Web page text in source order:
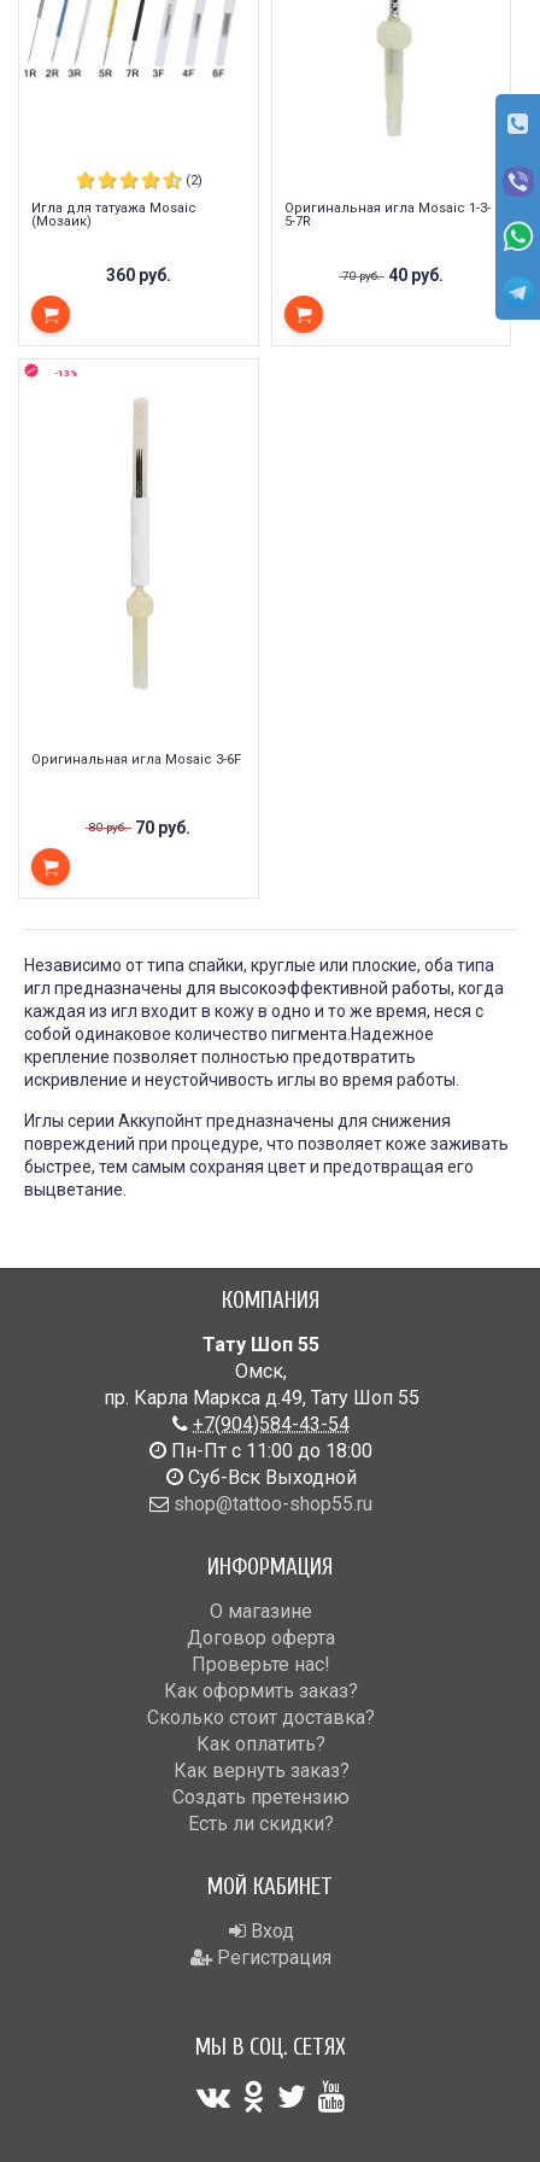
(2)
Игла для татуажа Mosaic
(Мозаик)
360 руб.
Оригинальная игла Mosaic 1-3-
5-7R
70 руб. 40 руб.
Оригинальная игла Mosaic 3-6F
80 руб. 70 руб.
-13%
Независимо от типа спайки, круглые или плоские, оба типа
игл предназначены для высокоэффективной работы, когда
каждая из игл входит в кожу в одно и то же время, неся с
собой одинаковое количество пигмента.Надежное
крепление позволяет полностью предотвратить
искривление и неустойчивость иглы во время работы.
Иглы серии Аккупойнт предназначены для снижения
повреждений при процедуре, что позволяет коже заживать
быстрее, тем самым сохраняя цвет и предотвращая его
выцветание.
КОМПАНИЯ
Тату Шоп 55
Омск,
пр. Карла Маркса д.49, Тату Шоп 55
+7(904)584-43-54
Пн-Пт с 11:00 до 18:00
Cуб-Вск Выходной
shop@tattoo-shop55.ru
ИНФОРМАЦИЯ
О магазине
Договор оферта
Проверьте нас!
Как оформить заказ?
Сколько стоит доставка?
Как оплатить?
Как вернуть заказ?
Создать претензию
Есть ли скидки?
МОЙ КАБИНЕТ
Вход
Регистрация
МЫ В СОЦ. СЕТЯХ